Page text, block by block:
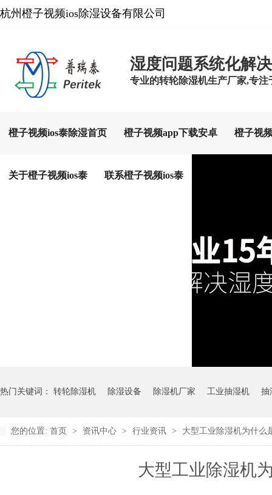
杭州橙子视频ios除湿设备有限公司
湿度问题系统化解
专业的转轮除湿机生产厂家,专注
橙子视频ios泰除湿首页 橙子视频app下载安卓 橙子视
关于橙子视频ios泰 联系橙子视频ios泰
热门关键词： 转轮除湿机 除湿设备 除湿机厂家 工业抽湿机 抽
您的位置: 首页 > 资讯中心 > 行业资讯 > 大型工业除湿机为什么
大型工业除湿机